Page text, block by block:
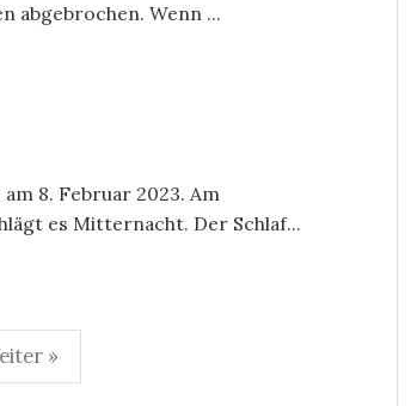
abgebrochen. Wenn ...
8. Februar 2023. Am
es Mitternacht. Der Schlaf...
»